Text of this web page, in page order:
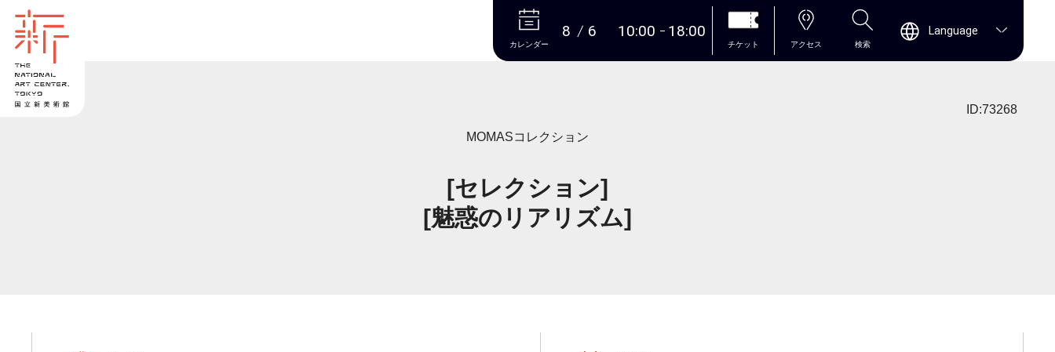
本文へ
カレンダー
8 6 10:00 18:00
チケット アクセス 検索
Language
ID:73268
MOMASコレクション
[セレクション]
[魅惑のリアリズム]